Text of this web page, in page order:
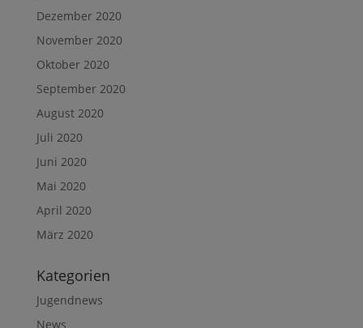
Dezember 2020
November 2020
Oktober 2020
September 2020
August 2020
Juli 2020
Juni 2020
Mai 2020
April 2020
März 2020
Kategorien
Jugendnews
News